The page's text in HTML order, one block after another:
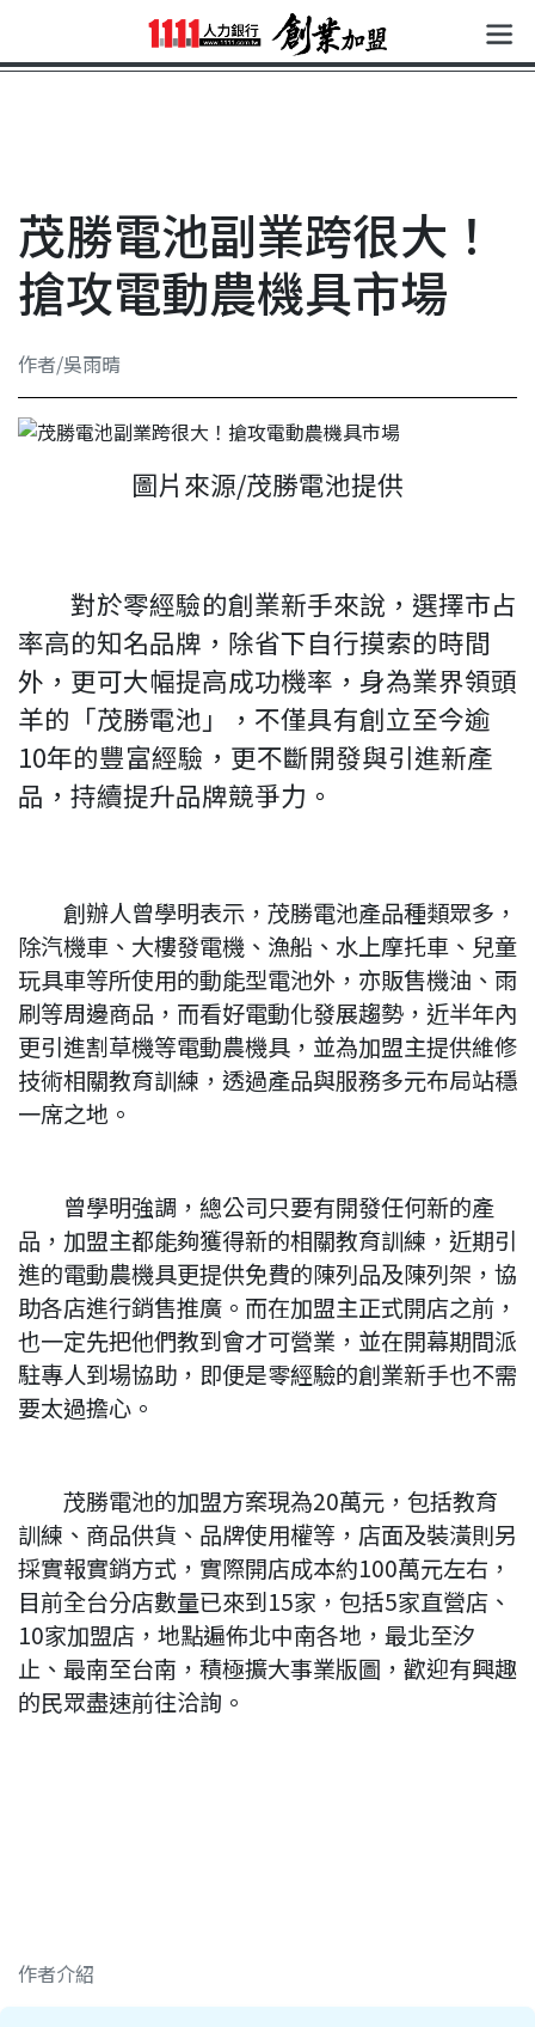
茂勝電池副業跨很大！
搶攻電動農機具市場
作者/吳雨晴
圖片來源/茂勝電池提供
對於零經驗的創業新手來說，選擇市占
率高的知名品牌，除省下自行摸索的時間
外，更可大幅提高成功機率，身為業界領頭
羊的「茂勝電池」，不僅具有創立至今逾
10年的豐富經驗，更不斷開發與引進新產
品，持續提升品牌競爭力。
創辦人曾學明表示，茂勝電池產品種類眾多，
除汽機車、大樓發電機、漁船、水上摩托車、兒童
玩具車等所使用的動能型電池外，亦販售機油、雨
刷等周邊商品，而看好電動化發展趨勢，近半年內
更引進割草機等電動農機具，並為加盟主提供維修
技術相關教育訓練，透過產品與服務多元布局站穩
一席之地。
曾學明強調，總公司只要有開發任何新的產
品，加盟主都能夠獲得新的相關教育訓練，近期引
進的電動農機具更提供免費的陳列品及陳列架，協
助各店進行銷售推廣。而在加盟主正式開店之前，
也一定先把他們教到會才可營業，並在開幕期間派
駐專人到場協助，即便是零經驗的創業新手也不需
要太過擔心。
茂勝電池的加盟方案現為20萬元，包括教育
訓練、商品供貨、品牌使用權等，店面及裝潢則另
採實報實銷方式，實際開店成本約100萬元左右，
目前全台分店數量已來到15家，包括5家直營店、
10家加盟店，地點遍佈北中南各地，最北至汐
止、最南至台南，積極擴大事業版圖，歡迎有興趣
的民眾盡速前往洽詢。
作者介紹